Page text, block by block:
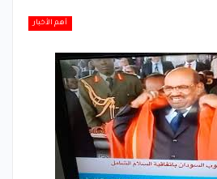
أهم الأخبار